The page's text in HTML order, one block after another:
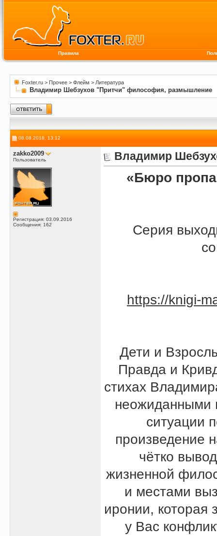
Правила
Foxter.ru > Прочее > Флейм > Литература
Владимир Шебзухов "Притчи" философия, размышление
08.08.2018, 13:12
zakko2009
Пользователь
Регистрация: 03.09.2016
Сообщения: 162
Владимир
«Бюро
Серия
https://knigi-
Дети и
Правда и
стихах
неожиданными
ситуации
произведение
чётко
жизненной
и местами
иронии, которая
у Вас